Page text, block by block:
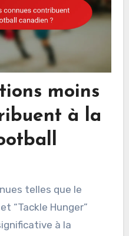
moins
à la
telles que le
“Tackle Hunger”
à la